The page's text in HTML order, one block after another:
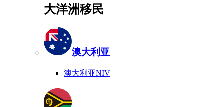
大洋洲移民
澳大利亚
澳大利亚NIV